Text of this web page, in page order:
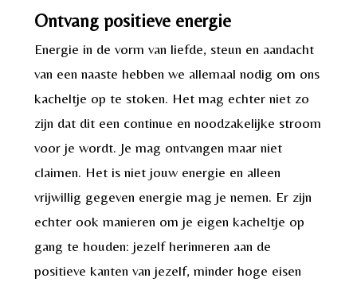
Ontvang positieve energie
Energie in de vorm van liefde, steun en aandacht
van een naaste hebben we allemaal nodig om ons
kacheltje op te stoken. Het mag echter niet zo
zijn dat dit een continue en noodzakelijke stroom
voor je wordt. Je mag ontvangen maar niet
claimen. Het is niet jouw energie en alleen
vrijwillig gegeven energie mag je nemen. Er zijn
echter ook manieren om je eigen kacheltje op
gang te houden: jezelf herinneren aan de
positieve kanten van jezelf, minder hoge eisen